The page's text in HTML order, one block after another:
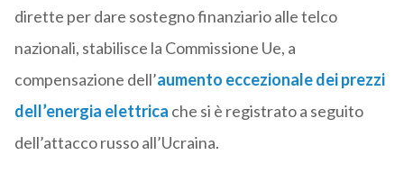
dirette per dare sostegno finanziario alle telco
nazionali, stabilisce la Commissione Ue, a
compensazione dell’aumento eccezionale dei prezzi
dell’energia elettrica che si è registrato a seguito
dell’attacco russo all’Ucraina.